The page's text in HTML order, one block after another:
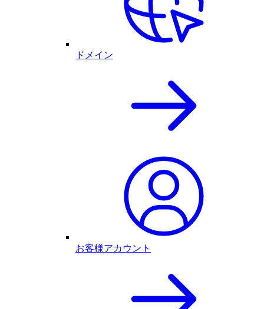
ドメイン
お客様アカウント